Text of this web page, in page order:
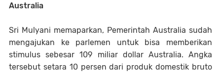
Australia
Sri Mulyani memaparkan, Pemerintah Australia sudah
mengajukan ke parlemen untuk bisa memberikan
stimulus sebesar 109 miliar dollar Australia. Angka
tersebut setara 10 persen dari produk domestik bruto